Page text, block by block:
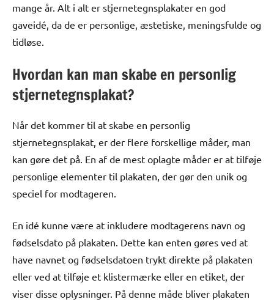
mange år. Alt i alt er stjernetegnsplakater en god
gaveidé, da de er personlige, æstetiske, meningsfulde og
tidløse.
Hvordan kan man skabe en personlig
stjernetegnsplakat?
Når det kommer til at skabe en personlig
stjernetegnsplakat, er der flere forskellige måder, man
kan gøre det på. En af de mest oplagte måder er at tilføje
personlige elementer til plakaten, der gør den unik og
speciel for modtageren.
En idé kunne være at inkludere modtagerens navn og
fødselsdato på plakaten. Dette kan enten gøres ved at
have navnet og fødselsdatoen trykt direkte på plakaten
eller ved at tilføje et klistermærke eller en etiket, der
viser disse oplysninger. På denne måde bliver plakaten